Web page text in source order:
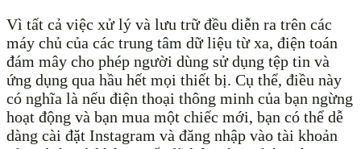
Vì tất cả việc xử lý và lưu trữ đều diễn ra trên các
máy chủ của các trung tâm dữ liệu từ xa, điện toán
đám mây cho phép người dùng sử dụng tệp tin và
ứng dụng qua hầu hết mọi thiết bị. Cụ thể, điều này
có nghĩa là nếu điện thoại thông minh của bạn ngừng
hoạt động và bạn mua một chiếc mới, bạn có thể dễ
dàng cài đặt Instagram và đăng nhập vào tài khoản